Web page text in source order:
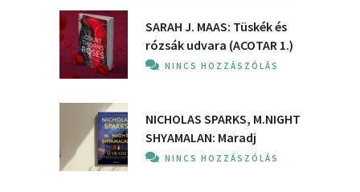
SARAH J. MAAS: Tüskék és
rózsák udvara (ACOTAR 1.)
NINCS HOZZÁSZÓLÁS
NICHOLAS SPARKS, M.NIGHT
SHYAMALAN: Maradj
NINCS HOZZÁSZÓLÁS